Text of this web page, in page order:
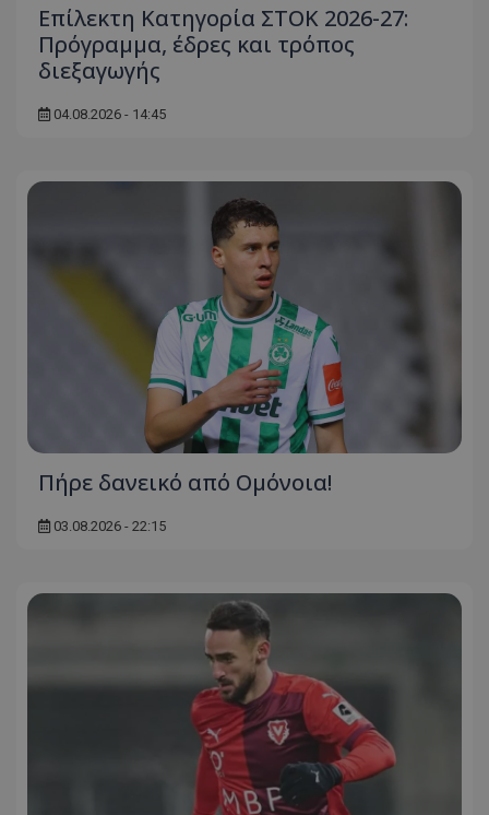
Επίλεκτη Κατηγορία ΣΤΟΚ 2026-27:
Πρόγραμμα, έδρες και τρόπος
διεξαγωγής
04.08.2026 - 14:45
Πήρε δανεικό από Ομόνοια!
03.08.2026 - 22:15